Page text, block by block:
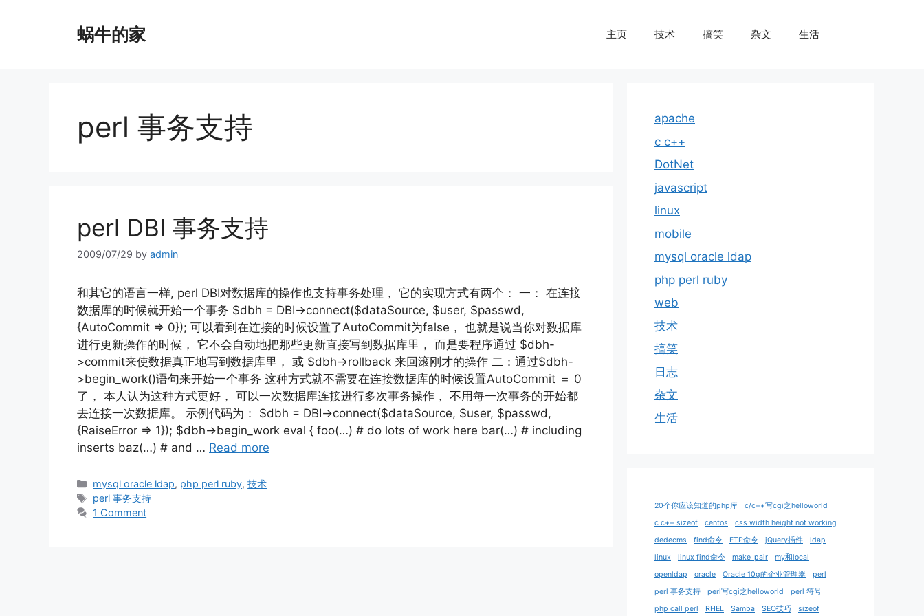
蜗牛的家 主页 技术 搞笑 杂文 生活
perl 事务支持
perl DBI 事务支持
2009/07/29 by admin
和其它的语言一样, perl DBI对数据库的操作也支持事务处理， 它的实现方式有两个： 一： 在连接
数据库的时候就开始一个事务 $dbh = DBI->connect($dataSource, $user, $passwd,
{AutoCommit => 0}); 可以看到在连接的时候设置了AutoCommit为false， 也就是说当你对数据库
进行更新操作的时候， 它不会自动地把那些更新直接写到数据库里， 而是要程序通过 $dbh-
>commit来使数据真正地写到数据库里， 或 $dbh->rollback 来回滚刚才的操作 二：通过$dbh-
>begin_work()语句来开始一个事务 这种方式就不需要在连接数据库的时候设置AutoCommit ＝ 0
了， 本人认为这种方式更好， 可以一次数据库连接进行多次事务操作， 不用每一次事务的开始都
去连接一次数据库。 示例代码为： $dbh = DBI->connect($dataSource, $user, $passwd,
{RaiseError => 1}); $dbh->begin_work eval { foo(…) # do lots of work here bar(…) # including
inserts baz(…) # and … Read more
Categories
mysql oracle ldap, php perl ruby,技术
Tags
perl 事务支持
1 Comment
apache
c c++
DotNet
javascript
linux
mobile
mysql oracle ldap
php perl ruby
web
技术
搞笑
日志
杂文
生活
20个你应该知道的php库
c/c++写cgi之helloworld
c c++ sizeof
centos
css width height not working
dedecms
find命令 FTP命令 jQuery插件
ldap
linux
linux find命令 make_pair
my和local
openldap
oracle Oracle 10g的企业管理器
perl
perl 事务支持
perl写cgi之helloworld
perl 符号
php call perl
RHEL Samba SEO技巧 sizeof